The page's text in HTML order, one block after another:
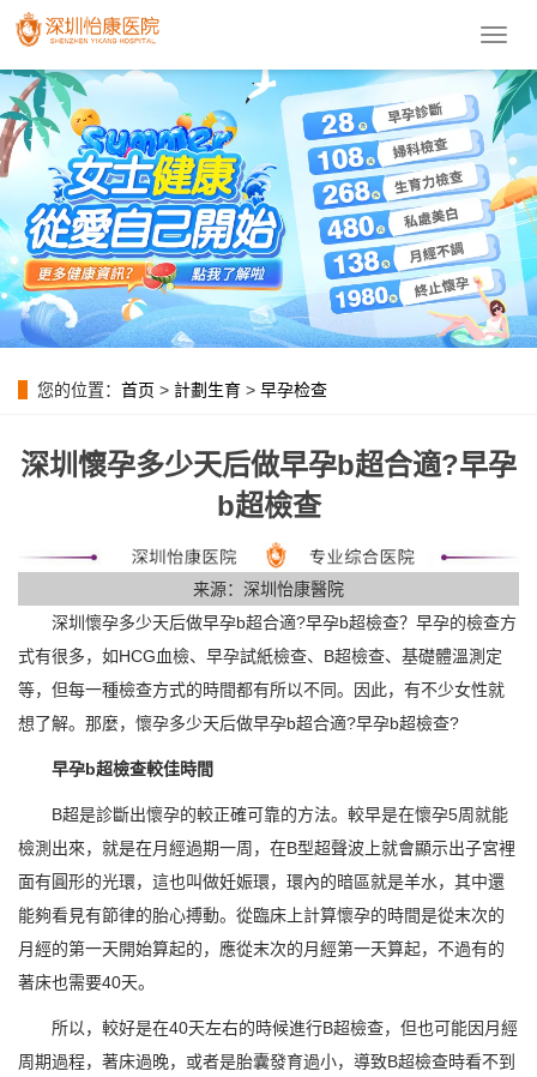
導
菜
單
您的位置： 首页 > 計劃生育 > 早孕检查
深圳懷孕多少天后做早孕b超合適?早孕
b超檢查
来源：深圳怡康醫院
深圳懷孕多少天后做早孕b超合適?早孕b超檢查？早孕的檢查方
式有很多，如HCG血檢、早孕試紙檢查、B超檢查、基礎體溫測定
等，但每一種檢查方式的時間都有所以不同。因此，有不少女性就
想了解。那麼，懷孕多少天后做早孕b超合適?早孕b超檢查?
早孕b超檢查較佳時間
B超是診斷出懷孕的較正確可靠的方法。較早是在懷孕5周就能
檢測出來，就是在月經過期一周，在B型超聲波上就會顯示出子宮裡
面有圓形的光環，這也叫做妊娠環，環內的暗區就是羊水，其中還
能夠看見有節律的胎心搏動。從臨床上計算懷孕的時間是從末次的
月經的第一天開始算起的，應從末次的月經第一天算起，不過有的
著床也需要40天。
所以，較好是在40天左右的時候進行B超檢查，但也可能因月經
周期過程，著床過晚，或者是胎囊發育過小，導致B超檢查時看不到